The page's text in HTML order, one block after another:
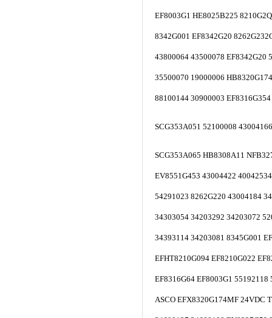
EF8003G1 HE8025B225
8342G001 EF8342G20
43800064 43500078 EF8342G20
35500070 19000006
88100144 30900003
SCG353A051 52100008
SCG353A065 HB8308A11
EV8551G453 43004422
54291023 8262G220 43004184
34303054 34203292 34203072
34393114 34203081 8345G001
EFHT8210G094 EF8210G022
EF8316G64 EF8003G1 55192118
ASCO EFX8320G174MF 24VDC